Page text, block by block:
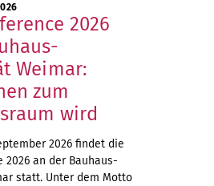
2026
Weimar:
zum
wird
2026 findet die
2026 an der Bauhaus-
statt. Unter dem Motto